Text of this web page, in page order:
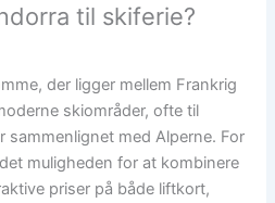
til skiferie?
der ligger mellem Frankrig
skiområder, ofte til
sammenlignet med Alperne. For
muligheden for at kombinere
priser på både liftkort,